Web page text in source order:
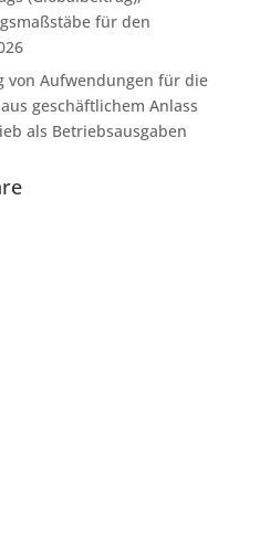
für den
von Aufwendungen für die
geschäftlichem Anlass
als Betriebsausgaben